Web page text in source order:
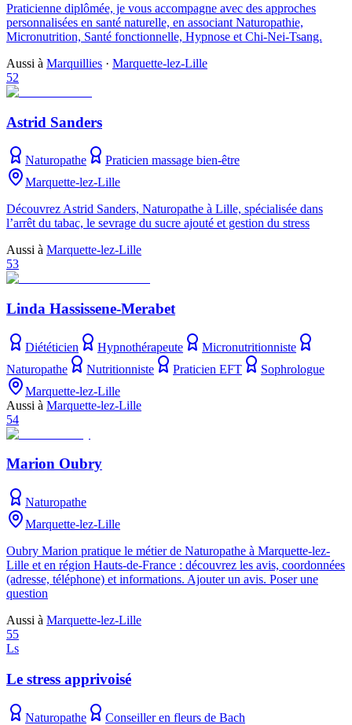
Praticienne diplômée, je vous accompagne avec des approches
personnalisées en santé naturelle, en associant Naturopathie,
Micronutrition, Santé fonctionnelle, Hypnose et Chi-Nei-Tsang.
Aussi à Marquillies · Marquette-lez-Lille
52
Astrid Sanders
Naturopathe
Praticien massage bien-être
Marquette-lez-Lille
Découvrez Astrid Sanders, Naturopathe à Lille, spécialisée dans
l’arrêt du tabac, le sevrage du sucre ajouté et gestion du stress
Aussi à Marquette-lez-Lille
53
Linda Hassissene-Merabet
Diététicien Hypnothérapeute
Micronutritionniste
Naturopathe
Nutritionniste Praticien EFT
Sophrologue
Marquette-lez-Lille
Aussi à Marquette-lez-Lille
54
Marion Oubry
Naturopathe
Marquette-lez-Lille
Oubry Marion pratique le métier de Naturopathe à Marquette-lez-
Lille et en région Hauts-de-France : découvrez les avis, coordonnées
(adresse, téléphone) et informations. Ajouter un avis. Poser une
question
Aussi à Marquette-lez-Lille
55
Ls
Le stress apprivoisé
Naturopathe
Conseiller en fleurs de Bach